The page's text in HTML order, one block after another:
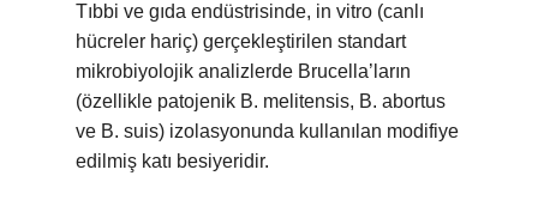
Tıbbi ve gıda endüstrisinde, in vitro (canlı
hücreler hariç) gerçekleştirilen standart
mikrobiyolojik analizlerde Brucella’ların
(özellikle patojenik B. melitensis, B. abortus
ve B. suis) izolasyonunda kullanılan modifiye
edilmiş katı besiyeridir.